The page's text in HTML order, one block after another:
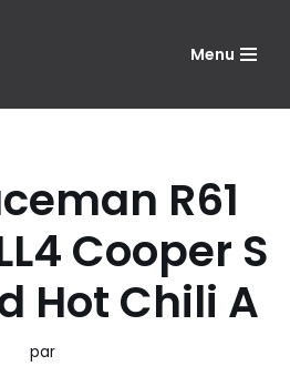
Menu
R61
Cooper S
Hot Chili A
par